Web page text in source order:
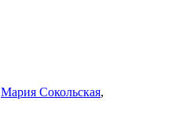
Мария Сокольская,